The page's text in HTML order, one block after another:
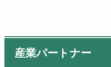
産業パートナー